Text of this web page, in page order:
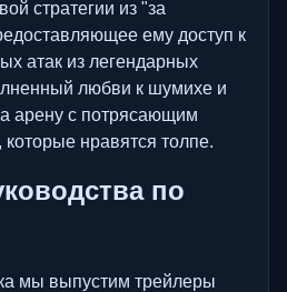
стратегии из "за
ему доступ к
атак из легендарных
любви к шумихе и
арену с потрясающим
нравятся толпе.
по
мы выпустим трейлеры